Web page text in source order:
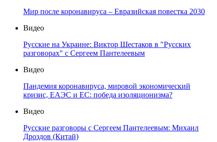
Мир после коронавируса – Евразийская повестка 2030
Видео
Русские на Украине: Виктор Шестаков в "Русских
разговорах" с Сергеем Пантелеевым
Видео
Пандемия коронавируса, мировой экономический
кризис, ЕАЭС и ЕС: победа изоляционизма?
Видео
Русские разговоры с Сергеем Пантелеевым: Михаил
Дроздов (Китай)